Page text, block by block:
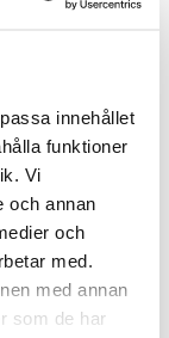
innehållet
funktioner
Vi
och annan
och
med.
med annan
som de har
Doshi
Emanuelle-
form ger
skapar
visuell
en
för